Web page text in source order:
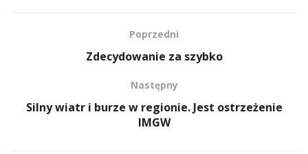
Poprzedni
Zdecydowanie za szybko
Następny
Silny wiatr i burze w regionie. Jest ostrzeżenie
IMGW